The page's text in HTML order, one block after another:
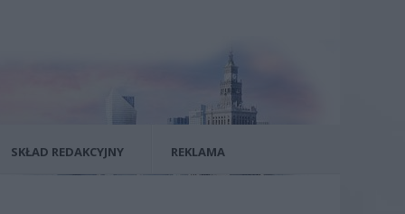
SKŁAD REDAKCYJNY REKLAMA